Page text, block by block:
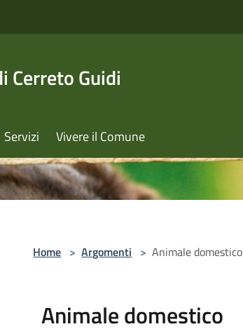
Cerreto Guidi
Servizi Vivere il Comune
Home > Argomenti > Animale domestico
Animale domestico